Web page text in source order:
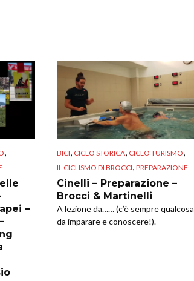
,
–
BICI, CICLO STORICA, CICLO TURISMO,
IL CICLISMO DI BROCCI, PREPARAZIONE
Cinelli – Preparazione –
Brocci & Martinelli
A lezione da…… (c’è sempre qualcosa
da imparare e conoscere!).